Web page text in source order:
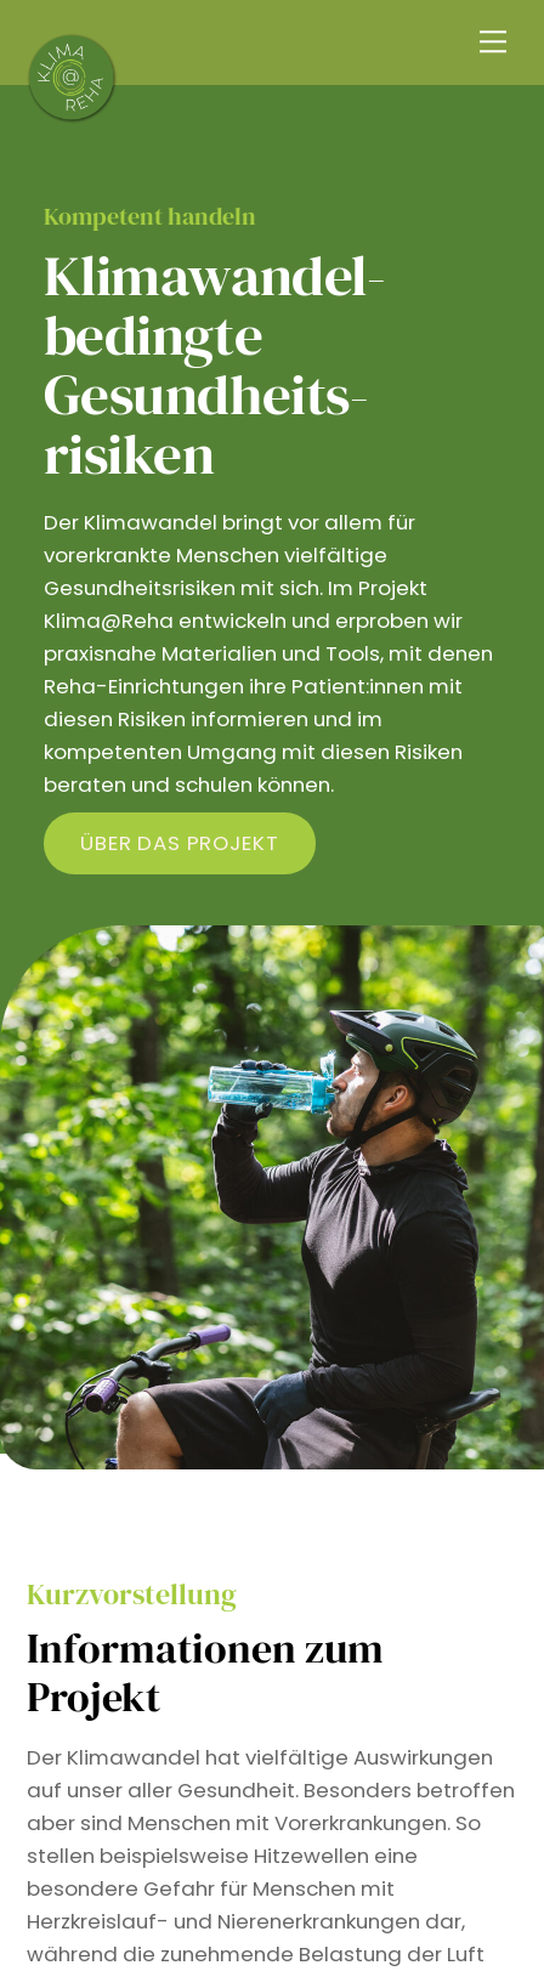
content
Kompetent handeln
Klimawandel­
bedingte
Gesundheits­
risiken
Der Klimawandel bringt vor allem für
vorerkrankte Menschen vielfältige
Gesundheitsrisiken mit sich. Im Projekt
Klima@Reha entwickeln und erproben wir
praxisnahe Materialien und Tools, mit denen
Reha-Einrichtungen ihre Patient:innen mit
diesen Risiken informieren und im
kompetenten Umgang mit diesen Risiken
beraten und schulen können.
ÜBER DAS PROJEKT
Kurzvorstellung
Informationen zum
Projekt
Der Klimawandel hat vielfältige Auswirkungen
auf unser aller Gesundheit. Besonders betroffen
aber sind Menschen mit Vorerkrankungen. So
stellen beispielsweise Hitzewellen eine
besondere Gefahr für Menschen mit
Herzkreislauf- und Nierenerkrankungen dar,
während die zunehmende Belastung der Luft